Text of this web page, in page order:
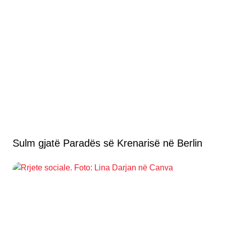
Sulm gjatë Paradës së Krenarisë në Berlin